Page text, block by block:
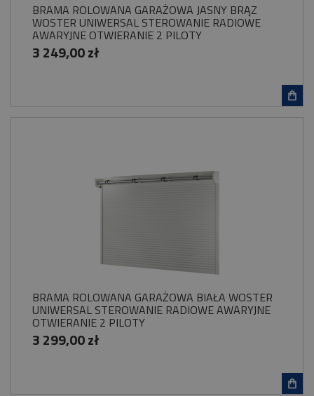
BRAMA ROLOWANA GARAŻOWA JASNY BRĄZ
WOSTER UNIWERSAL STEROWANIE RADIOWE
AWARYJNE OTWIERANIE 2 PILOTY
3 249,00 zł
BRAMA ROLOWANA GARAŻOWA BIAŁA WOSTER
UNIWERSAL STEROWANIE RADIOWE AWARYJNE
OTWIERANIE 2 PILOTY
3 299,00 zł